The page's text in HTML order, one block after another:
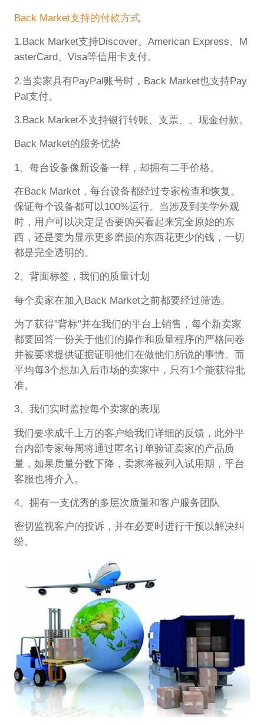
Back Market支持的付款方式
1.Back Market支持Discover、American Express、M
asterCard、Visa等信用卡支付。
2.当卖家具有PayPal账号时，Back Market也支持Pay
Pal支付。
3.Back Market不支持银行转账、支票、、现金付款。
Back Market的服务优势
1、每台设备像新设备一样，却拥有二手价格。
在Back Market，每台设备都经过专家检查和恢复。
保证每个设备都可以100%运行。当涉及到美学外观
时，用户可以决定是否要购买看起来完全原始的东
西，还是要为显示更多磨损的东西花更少的钱，一切
都是完全透明的。
2、背面标签，我们的质量计划
每个卖家在加入Back Market之前都要经过筛选。
为了获得"背标"并在我们的平台上销售，每个新卖家
都要回答一份关于他们的操作和质量程序的严格问卷
并被要求提供证据证明他们在做他们所说的事情。而
平均每3个想加入后市场的卖家中，只有1个能获得批
准。
3、我们实时监控每个卖家的表现
我们要求成千上万的客户给我们详细的反馈，此外平
台内部专家每周将通过匿名订单验证卖家的产品质
量，如果质量分数下降，卖家将被列入试用期，平台
客服也将介入。
4、拥有一支优秀的多层次质量和客户服务团队
密切监视客户的投诉，并在必要时进行干预以解决纠
纷。